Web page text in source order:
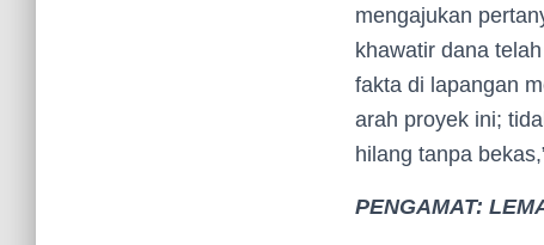
mengajukan
khawatir dana
fakta di lapangan
arah proyek ini;
hilang tanpa
PENGAMAT: